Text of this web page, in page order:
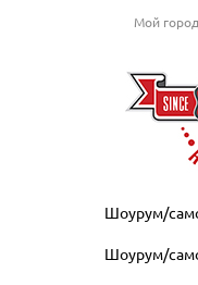
Мой
Шоурум/
Шоурум/